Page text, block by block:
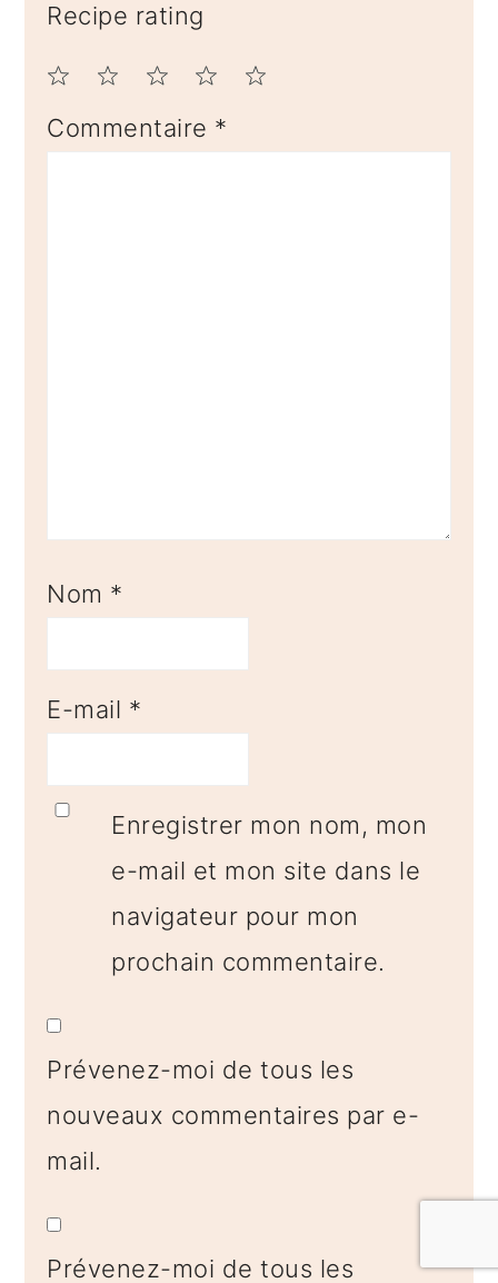
Recipe rating
4
3
2
1
Commentaire *
Nom *
E-mail *
Enregistrer mon nom, mon
e-mail et mon site dans le
navigateur pour mon
prochain commentaire.
Prévenez-moi de tous les
nouveaux commentaires par e-
mail.
Prévenez-moi de tous les